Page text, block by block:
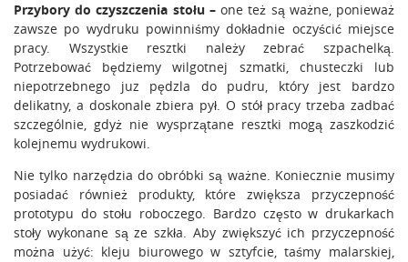
Przybory do czyszczenia stołu –one też są ważne, ponieważ
zawsze po wydruku powinniśmy dokładnie oczyścić miejsce
pracy. Wszystkie resztki należy zebrać szpachelką.
Potrzebować będziemy wilgotnej szmatki, chusteczki lub
niepotrzebnego juz pędzla do pudru, który jest bardzo
delikatny, a doskonale zbiera pył. O stół pracy trzeba zadbać
szczególnie, gdyż nie wysprzątane resztki mogą zaszkodzić
kolejnemu wydrukowi.
Nie tylko narzędzia do obróbki są ważne. Koniecznie musimy
posiadać również produkty, które zwiększa przyczepność
prototypu do stołu roboczego. Bardzo często w drukarkach
stoły wykonane są ze szkła. Aby zwiększyć ich przyczepność
można użyć: kleju biurowego w sztyfcie, taśmy malarskiej,